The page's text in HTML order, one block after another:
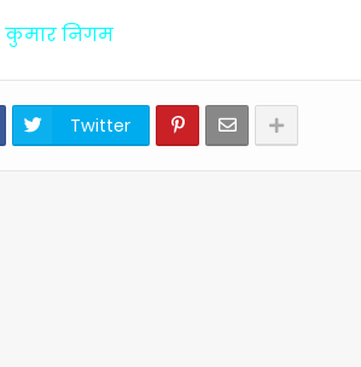
कुमार निगम
Twitter